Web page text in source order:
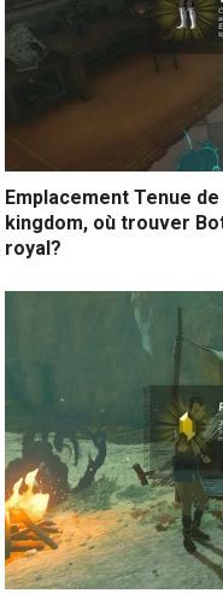
Emplacement Tenue
kingdom, où trouver
royal?